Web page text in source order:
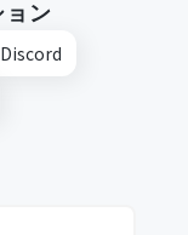
ン
Discord